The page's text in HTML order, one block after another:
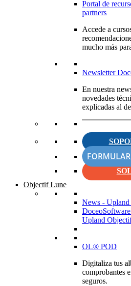
Portal de
partners
Accede a
mucho más
Newsletter
En nuestra
novedades
explicadas al
Objectif Lune
News -
Upland
OL® POD
Digitaliza tus
comprobantes
seguros.